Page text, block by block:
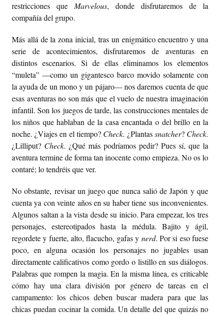
restricciones que Marvelous, donde disfrutaremos de la
compañía del grupo.
Más allá de la zona inicial, tras un enigmático encuentro y una
serie de acontecimientos, disfrutaremos de aventuras en
distintos escenarios. Si de ellas eliminamos los elementos
“muleta” —como un gigantesco barco movido solamente con
la ayuda de un mono y un pájaro— nos daremos cuenta de que
esas aventuras no son más que el vuelo de nuestra imaginación
infantil. Son los juegos de tarde, las construcciones mentales de
los niños que hablaban de la casa encantada o del brillo en la
noche. ¿Viajes en el tiempo? Check. ¿Plantassnatcher? Check.
¿Lilliput? Check. ¿Qué más podríamos pedir? Pues sí, que la
aventura termine de forma tan inocente como empieza. No os lo
contaré; lo tendréis que ver.
No obstante, revisar un juego que nunca salió de Japón y que
cuenta ya con veinte años en su haber tiene sus inconvenientes.
Algunos saltan a la vista desde su inicio. Para empezar, los tres
personajes, estereotipados hasta la médula. Bajito y ágil,
regordete y fuerte, alto, flacucho, gafas y nerd. Por si eso fuese
poco, en alguna ocasión los personajes no jugables usan
directamente calificativos como gordo o listillo en sus diálogos.
Palabras que rompen la magia. En la misma línea, es criticable
cómo hay una clara división por género de tareas en el
campamento: los chicos deben buscar madera para que las
chicas puedan cocinar la comida. Un detalle del que quizás no